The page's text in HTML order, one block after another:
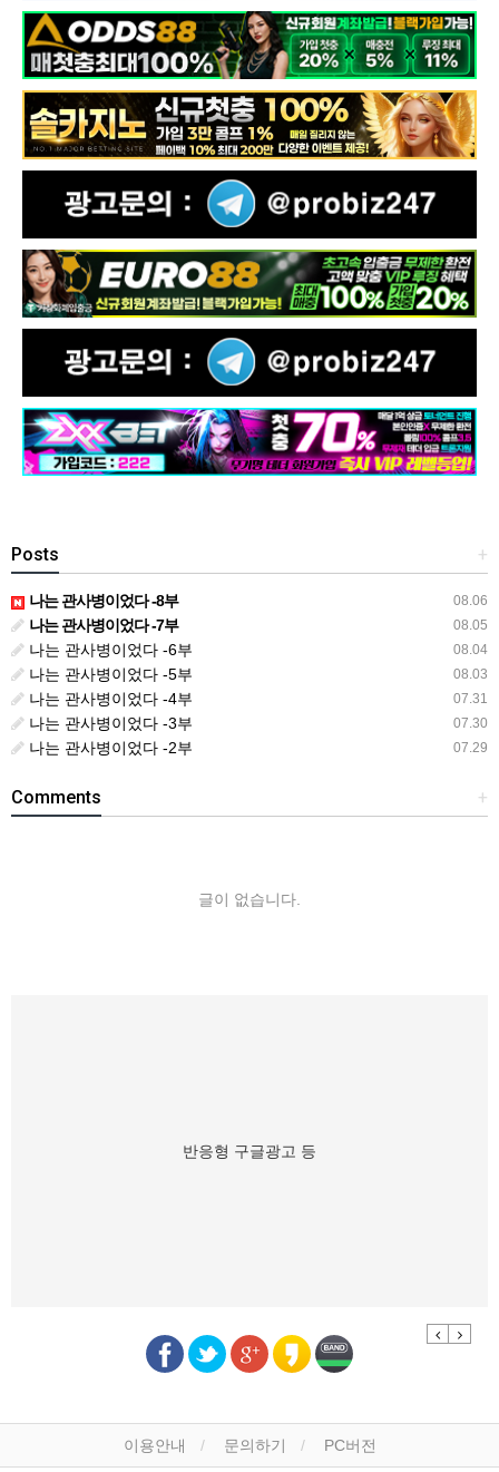
+
Posts
08.06
나는 관사병이었다 -8부
08.05
나는 관사병이었다 -7부
08.04
나는 관사병이었다 -6부
08.03
나는 관사병이었다 -5부
07.31
나는 관사병이었다 -4부
07.30
나는 관사병이었다 -3부
07.29
나는 관사병이었다 -2부
+
Comments
글이 없습니다.
반응형 구글광고 등
Previous
Next
이용안내 문의하기 PC버전